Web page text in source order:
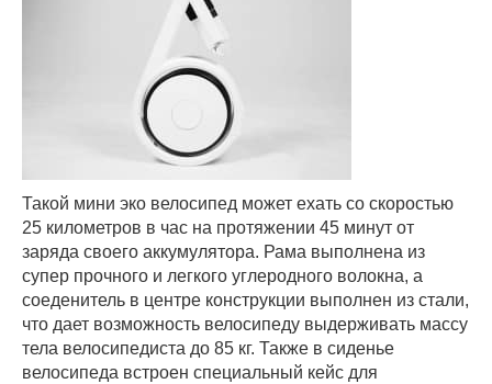
Такой мини эко велосипед может ехать со скоростью
25 километров в час на протяжении 45 минут от
заряда своего аккумулятора. Рама выполнена из
супер прочного и легкого углеродного волокна, а
соеденитель в центре конструкции выполнен из стали,
что дает возможность велосипеду выдерживать массу
тела велосипедиста до 85 кг. Также в сиденье
велосипеда встроен специальный кейс для